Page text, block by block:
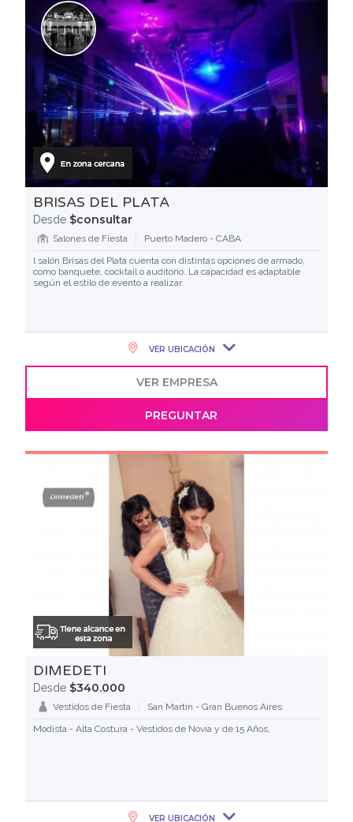
BRISAS DEL PLATA
Desde $consultar
Salones de Fiesta
Puerto Madero - CABA
l salón Brisas del Plata cuenta con distintas opciones de armado,
como banquete, cocktail o auditorio. La capacidad es adaptable
según el estilo de evento a realizar.
VER UBICACIÓN
VER EMPRESA
PREGUNTAR
DIMEDETI
Desde $340.000
Vestidos de Fiesta
San Martín - Gran Buenos Aires
Modista - Alta Costura - Vestidos de Novia y de 15 Años,
VER UBICACIÓN